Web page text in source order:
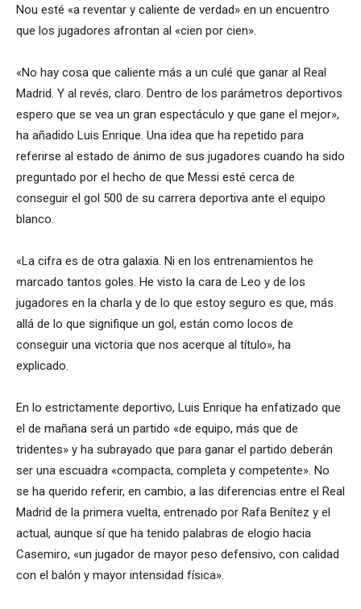
Nou esté «a reventar y caliente de verdad» en un encuentro
que los jugadores afrontan al «cien por cien».
«No hay cosa que caliente más a un culé que ganar al Real
Madrid. Y al revés, claro. Dentro de los parámetros deportivos
espero que se vea un gran espectáculo y que gane el mejor»,
ha añadido Luis Enrique. Una idea que ha repetido para
referirse al estado de ánimo de sus jugadores cuando ha sido
preguntado por el hecho de que Messi esté cerca de
conseguir el gol 500 de su carrera deportiva ante el equipo
blanco.
«La cifra es de otra galaxia. Ni en los entrenamientos he
marcado tantos goles. He visto la cara de Leo y de los
jugadores en la charla y de lo que estoy seguro es que, más
allá de lo que signifique un gol, están como locos de
conseguir una victoria que nos acerque al título», ha
explicado.
En lo estrictamente deportivo, Luis Enrique ha enfatizado que
el de mañana será un partido «de equipo, más que de
tridentes» y ha subrayado que para ganar el partido deberán
ser una escuadra «compacta, completa y competente». No
se ha querido referir, en cambio, a las diferencias entre el Real
Madrid de la primera vuelta, entrenado por Rafa Benítez y el
actual, aunque sí que ha tenido palabras de elogio hacia
Casemiro, «un jugador de mayor peso defensivo, con calidad
con el balón y mayor intensidad física».